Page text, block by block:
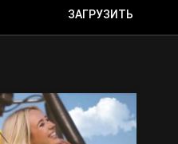
ЗАГРУЗИТЬ